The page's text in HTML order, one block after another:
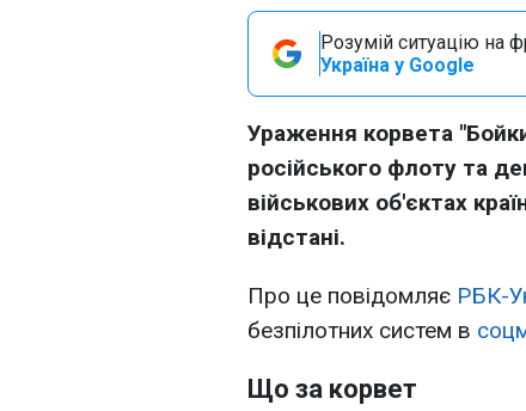
Розумій ситуацію на
Україна у Google
Ураження корвета
російського флоту та
військових об'єктах
відстані.
Про це повідомляє РБК-
безпілотних систем в
Що за корвет